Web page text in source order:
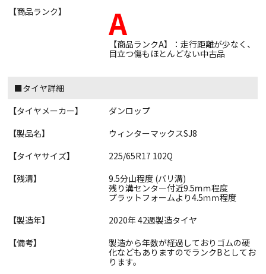
【商品ランク】 A
【商品ランクA】：走行距離が少なく、
目立つ傷もほとんどない中古品
■タイヤ詳細
【タイヤメーカー】
ダンロップ
【製品名】
ウィンターマックスSJ8
【タイヤサイズ】
225/65R17 102Q
【残溝】
9.5分山程度 (バリ溝)
残り溝センター付近9.5ｍｍ程度
プラットフォームより4.5ｍｍ程度
【製造年】
2020年 42週製造タイヤ
【備考】
製造から年数が経過しておりゴムの硬
化などもありますのでランクBとしてお
ります。